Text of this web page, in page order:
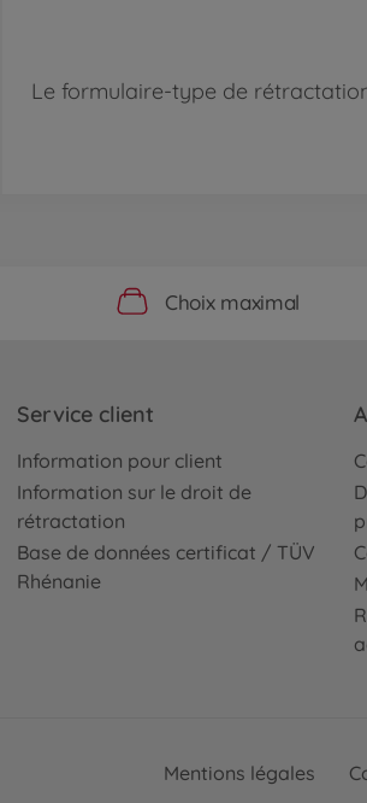
Le formulaire-type de
Choix maximal
Service client
Information pour client
Information sur le droit de
rétractation
Base de données certificat / TÜV
Rhénanie
Mentions légales